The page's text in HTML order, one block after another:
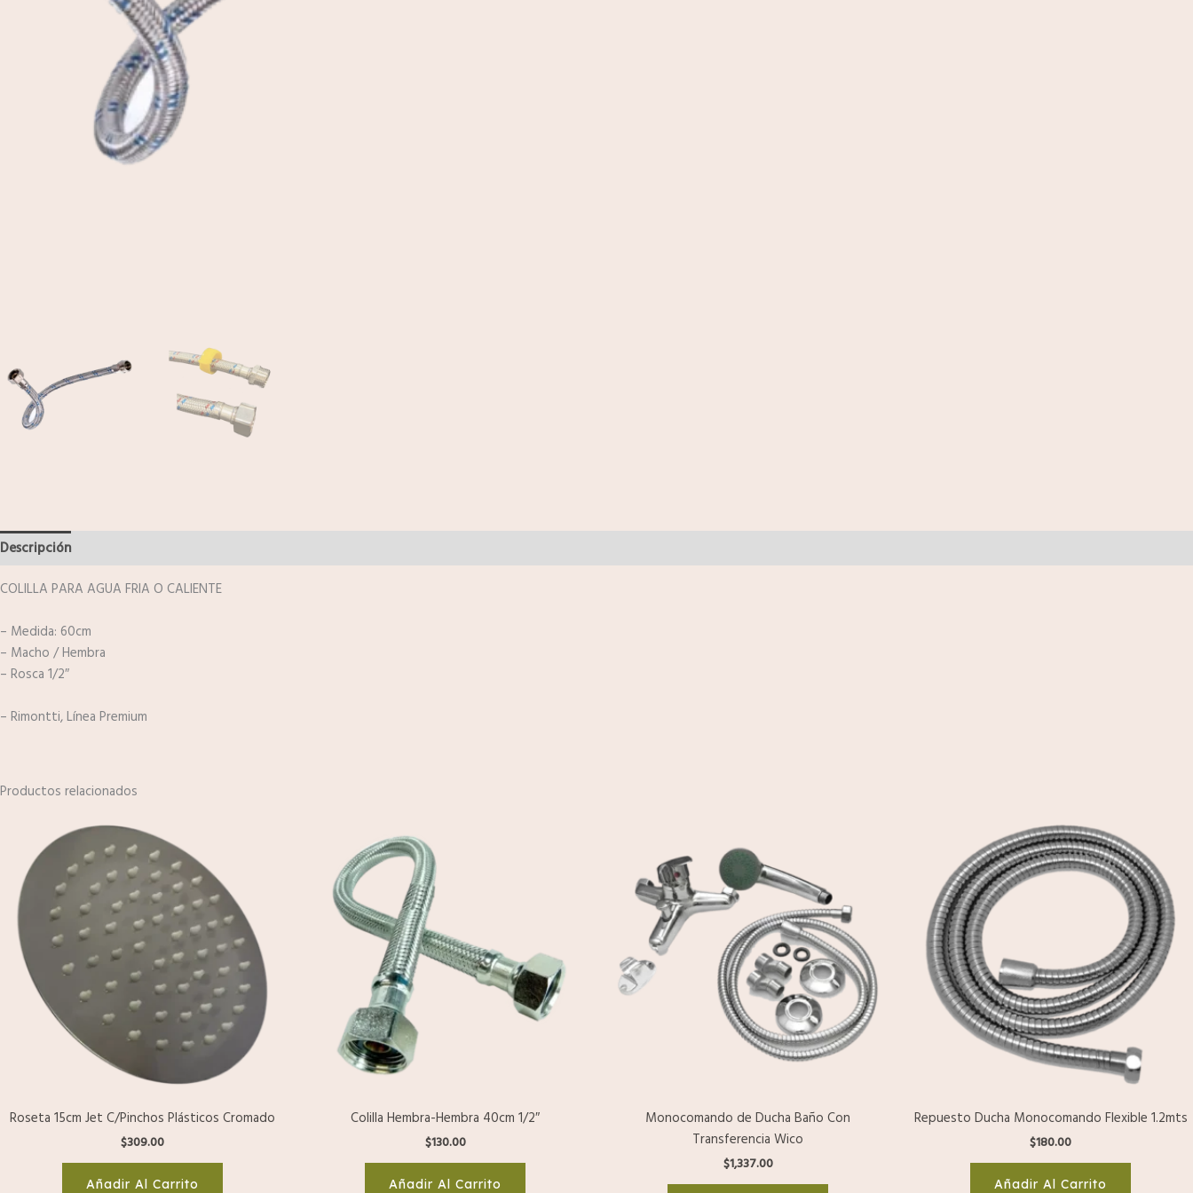
Descripción
COLILLA PARA AGUA FRIA O CALIENTE
– Medida: 60cm
– Macho / Hembra
– Rosca 1/2″
– Rimontti, Línea Premium
Productos relacionados
Roseta 15cm Jet C/Pinchos Plásticos Cromado
$309.00
Añadir Al Carrito
Colilla Hembra-Hembra 40cm 1/2″
$130.00
Añadir Al Carrito
Monocomando de Ducha Baño Con
Transferencia Wico
$1,337.00
Repuesto Ducha Monocomando Flexible 1.2mts
$180.00
Añadir Al Carrito